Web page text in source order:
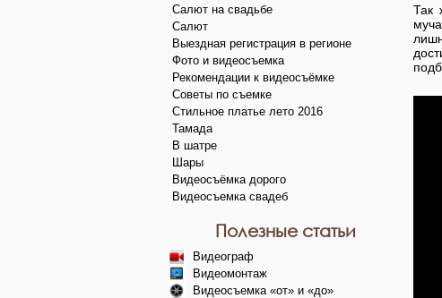
Так
Салют на свадьбе
Салют
Выездная регистрация в регионе
Фото и видеосъемка
Рекомендации к видеосъёмке
Советы по съемке
Стильное платье лето 2016
Тамада
В шатре
Шары
Видеосъёмка дорого
Видеосъемка свадеб
Полезные статьи
Видеограф
Видеомонтаж
Видеосъемка «от» и «до»